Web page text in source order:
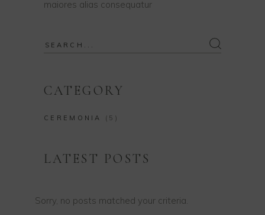
maiores alias consequatur
Search
CATEGORY
CEREMONIA (5)
LATEST POSTS
Sorry, no posts matched your criteria.